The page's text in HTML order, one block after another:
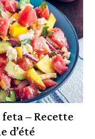
– Recette
d’été